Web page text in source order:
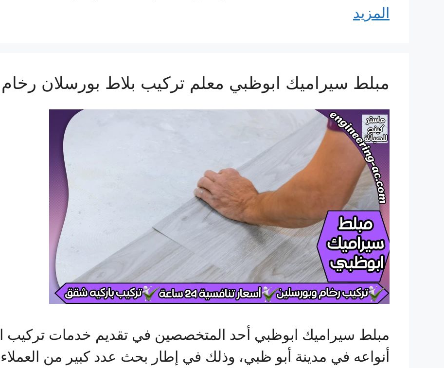
المزيد
مبلط سيراميك ابوظبي معلم تركيب بلاط بورسلان
مبلط سيراميك ابوظبي أحد المتخصصين في تقديم خدمات تركيب
أنواعه في مدينة أبو ظبي، وذلك في إطار بحث عدد كبير من